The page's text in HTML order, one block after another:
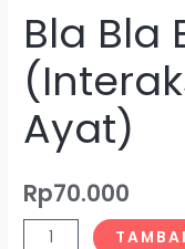
Bla Bla
Ayat)
Rp70.000